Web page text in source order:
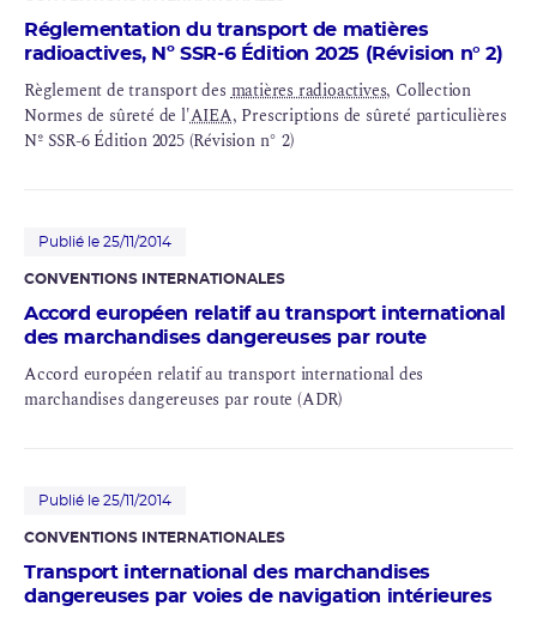
Réglementation du transport de matières
radioactives, Nº SSR-6 Édition 2025 (Révision n° 2)
Règlement de transport des matières radioactives, Collection
Normes de sûreté de l'AIEA, Prescriptions de sûreté particulières
Nº SSR-6 Édition 2025 (Révision n° 2)
Publié le 25/11/2014
CONVENTIONS INTERNATIONALES
Accord européen relatif au transport international
des marchandises dangereuses par route
Accord européen relatif au transport international des
marchandises dangereuses par route (ADR)
Publié le 25/11/2014
CONVENTIONS INTERNATIONALES
Transport international des marchandises
dangereuses par voies de navigation intérieures